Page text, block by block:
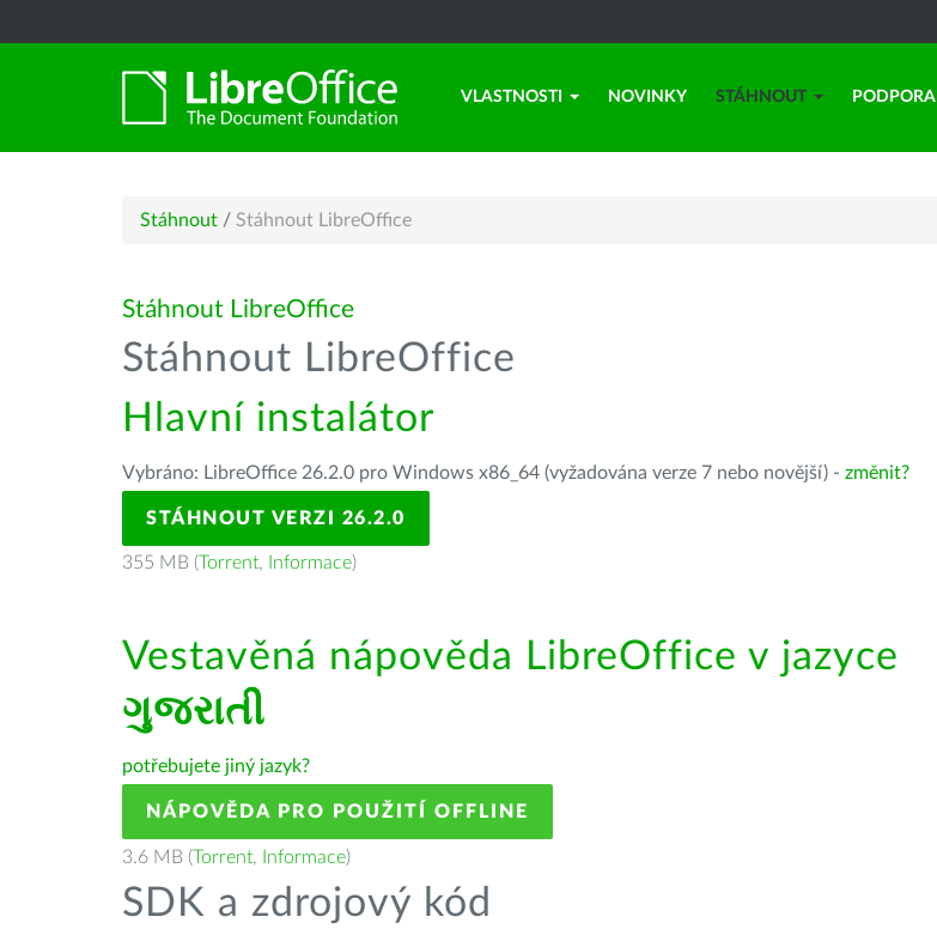
VLASTNOSTI NOVINKY STÁHNOUT PODPORA
Stáhnout / Stáhnout LibreOffice
Stáhnout LibreOffice
Stáhnout LibreOffice
Hlavní instalátor
Vybráno: LibreOffice 26.2.0 pro Windows x86_64 (vyžadována verze 7 nebo novější) - změnit?
STÁHNOUT VERZI 26.2.0
355 MB (Torrent, Informace)
Vestavěná nápověda LibreOffice v jazyce
ગુજરાતી
potřebujete jiný jazyk?
NÁPOVĚDA PRO POUŽITÍ OFFLINE
3.6 MB (Torrent, Informace)
SDK a zdrojový kód